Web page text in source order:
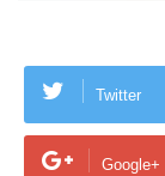
Twitter
Google+